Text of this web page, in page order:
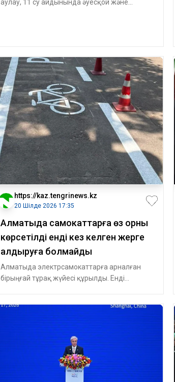
аулау, 11 су айдынында әуесқой және
https://kaz.tengrinews.kz
20 Шілде 2026 17:35
Алматыда самокаттарға өз орны
көрсетілді енді кез келген жерге
қалдыруға болмайды
Алматыда электрсамокаттарға арналған
бірыңғай тұрақ жүйесі құрылды. Енді